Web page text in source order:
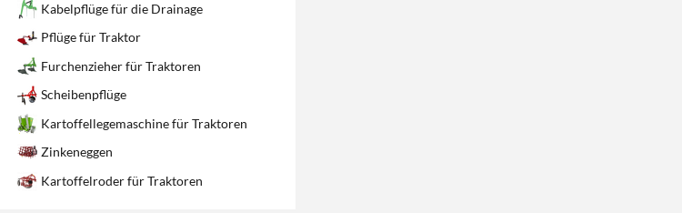
Kabelpflüge für die Drainage
Pflüge für Traktor
Furchenzieher für Traktoren
Scheibenpflüge
Kartoffellegemaschine für Traktoren
Zinkeneggen
Kartoffelroder für Traktoren